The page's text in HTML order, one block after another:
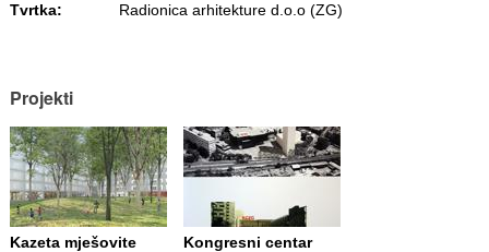
Tvrtka: Radionica arhitekture d.o.o (ZG)
Projekti
Kazeta mješovite
Kongresni centar